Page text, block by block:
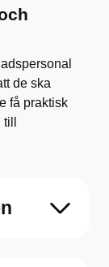
de ska
få praktisk